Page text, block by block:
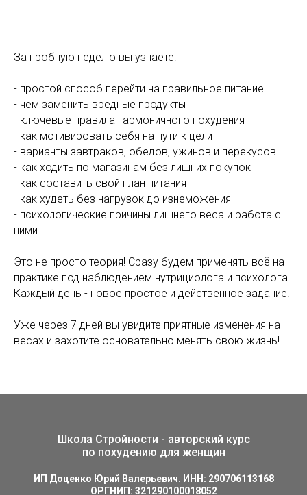
За пробную неделю вы узнаете:
- простой способ перейти на правильное питание
- чем заменить вредные продукты
- ключевые правила гармоничного похудения
- как мотивировать себя на пути к цели
- варианты завтраков, обедов, ужинов и перекусов
- как ходить по магазинам без лишних покупок
- как составить свой план питания
- как худеть без нагрузок до изнеможения
- психологические причины лишнего веса и работа с
ними
Это не просто теория! Сразу будем применять всё на
практике под наблюдением нутрициолога и психолога.
Каждый день - новое простое и действенное задание.
Уже через 7 дней вы увидите приятные изменения на
весах и захотите основательно менять свою жизнь!
Школа Стройности - авторский курс
по похудению для женщин
ИП Доценко Юрий Валерьевич. ИНН: 290706113168
ОРГНИП: 321290100018052